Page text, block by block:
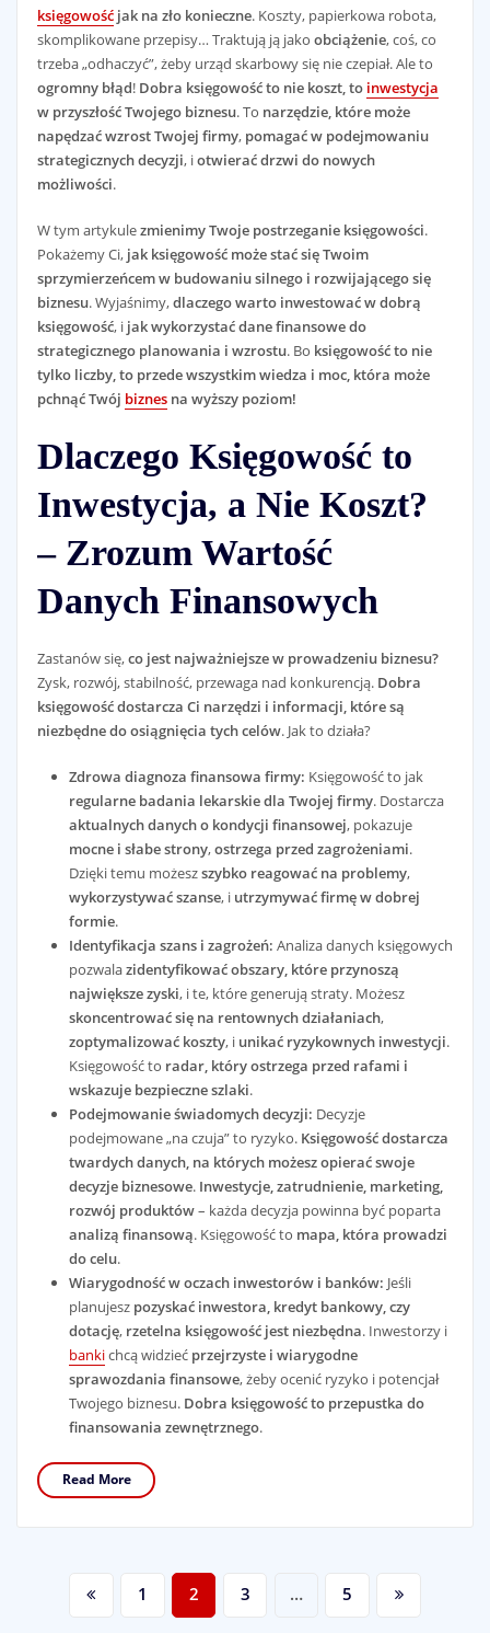
księgowośćjak na zło konieczne. Koszty, papierkowa robota,
skomplikowane przepisy… Traktują ją jako obciążenie, coś, co
trzeba „odhaczyć”, żeby urząd skarbowy się nie czepiał. Ale to
ogromny błąd! Dobra księgowość to nie koszt, to inwestycja
w przyszłość Twojego biznesu. To narzędzie, które może
napędzać wzrost Twojej firmy, pomagać w podejmowaniu
strategicznych decyzji, iotwierać drzwi do nowych
możliwości.
W tym artykulezmienimy Twoje postrzeganie księgowości.
Pokażemy Ci, jak księgowość może stać się Twoim
sprzymierzeńcem w budowaniu silnego i rozwijającego się
biznesu. Wyjaśnimy,dlaczego warto inwestować w dobrą
księgowość, i jak wykorzystać dane finansowe do
strategicznego planowania i wzrostu. Bo księgowość to nie
tylko liczby, to przede wszystkim wiedza i moc, która może
pchnąć Twój biznesna wyższy poziom!
Dlaczego Księgowość to
Inwestycja, a Nie Koszt?
– Zrozum Wartość
Danych Finansowych
Zastanów się,co jest najważniejsze w prowadzeniu biznesu?
Zysk, rozwój, stabilność, przewaga nad konkurencją. Dobra
księgowość dostarcza Ci narzędzi i informacji, które są
niezbędne do osiągnięcia tych celów. Jak to działa?
Zdrowa diagnoza finansowa firmy: Księgowość to jak
regularne badania lekarskie dla Twojej firmy. Dostarcza
aktualnych danych o kondycji finansowej, pokazuje
mocne i słabe strony,ostrzega przed zagrożeniami.
Dzięki temu możeszszybko reagować na problemy,
wykorzystywać szanse, i utrzymywać firmę w dobrej
formie.
Identyfikacja szans i zagrożeń: Analiza danych księgowych
pozwalazidentyfikować obszary, które przynoszą
największe zyski, i te, które generują straty. Możesz
skoncentrować się na rentownych działaniach,
zoptymalizować koszty, i unikać ryzykownych inwestycji.
Księgowość to radar, który ostrzega przed rafami i
wskazuje bezpieczne szlaki.
Podejmowanie świadomych decyzji: Decyzje
podejmowane „na czuja” to ryzyko. Księgowość dostarcza
twardych danych, na których możesz opierać swoje
decyzje biznesowe. Inwestycje, zatrudnienie, marketing,
rozwój produktów– każda decyzja powinna być poparta
analizą finansową. Księgowość to mapa, która prowadzi
do celu.
Wiarygodność w oczach inwestorów i banków: Jeśli
planujesz pozyskać inwestora, kredyt bankowy, czy
dotację, rzetelna księgowość jest niezbędna. Inwestorzy i
bankichcą widzieć przejrzyste i wiarygodne
sprawozdania finansowe, żeby ocenić ryzyko i potencjał
Twojego biznesu. Dobra księgowość to przepustka do
finansowania zewnętrznego.
Read More
Stronicowanie
1 2 3 … 5